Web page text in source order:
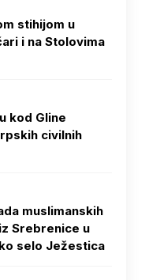
stihijom u
i na Stolovima
kod Gline
civilnih
muslimanskih
Srebrenice u
selo Јežestica